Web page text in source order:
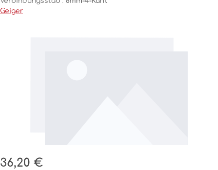
Geiger
Regulärer Preis:
36,20 €